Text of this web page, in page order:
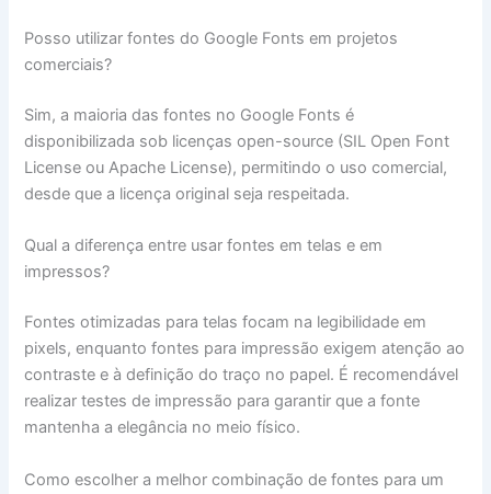
Posso utilizar fontes do Google Fonts em projetos
comerciais?
Sim, a maioria das fontes no Google Fonts é
disponibilizada sob licenças open-source (SIL Open Font
License ou Apache License), permitindo o uso comercial,
desde que a licença original seja respeitada.
Qual a diferença entre usar fontes em telas e em
impressos?
Fontes otimizadas para telas focam na legibilidade em
pixels, enquanto fontes para impressão exigem atenção ao
contraste e à definição do traço no papel. É recomendável
realizar testes de impressão para garantir que a fonte
mantenha a elegância no meio físico.
Como escolher a melhor combinação de fontes para um